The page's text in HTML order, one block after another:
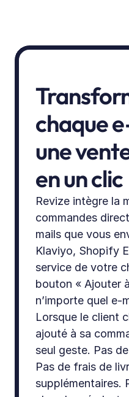
chaque
une
en un clic
Revize intègre la
commandes
mails que vous
Klaviyo, Shopify
service de votre
bouton « Ajouter
n’importe quel e-
Lorsque le client
ajouté à sa
seul geste. Pas
Pas de frais de
supplémentaires.